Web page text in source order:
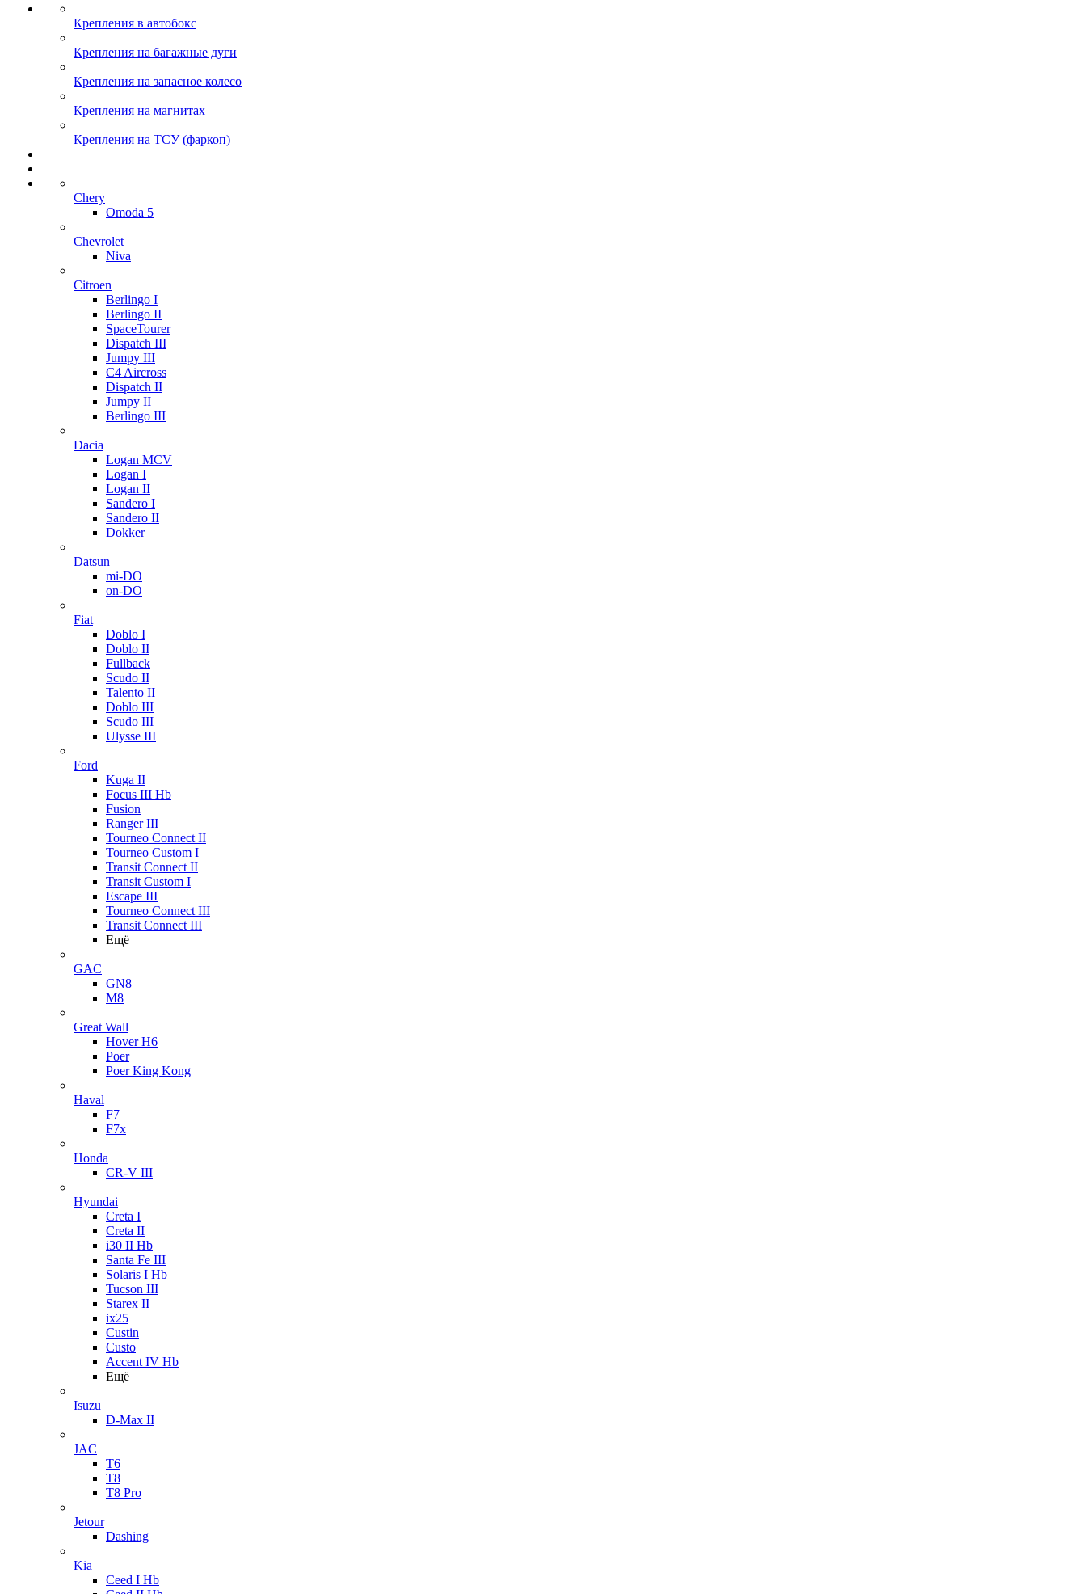
Крепления в автобокс
Крепления на багажные дуги
Крепления на запасное колесо
Крепления на магнитах
Крепления на ТСУ (фаркоп)
Chery
Omoda 5
Chevrolet
Niva
Citroen
Berlingo I
Berlingo II
SpaceTourer
Dispatch III
Jumpy III
C4 Aircross
Dispatch II
Jumpy II
Berlingo III
Dacia
Logan MCV
Logan I
Logan II
Sandero I
Sandero II
Dokker
Datsun
mi-DO
on-DO
Fiat
Doblo I
Doblo II
Fullback
Scudo II
Talento II
Doblo III
Scudo III
Ulysse III
Ford
Kuga II
Focus III Hb
Fusion
Ranger III
Tourneo Connect II
Tourneo Custom I
Transit Connect II
Transit Custom I
Escape III
Tourneo Connect III
Transit Connect III
Ещё
GAC
GN8
M8
Great Wall
Hover H6
Poer
Poer King Kong
Haval
F7
F7x
Honda
CR-V III
Hyundai
Creta I
Creta II
i30 II Hb
Santa Fe III
Solaris I Hb
Tucson III
Starex II
ix25
Custin
Custo
Accent IV Hb
Ещё
Isuzu
D-Max II
JAC
T6
T8
T8 Pro
Jetour
Dashing
Kia
Ceed I Hb